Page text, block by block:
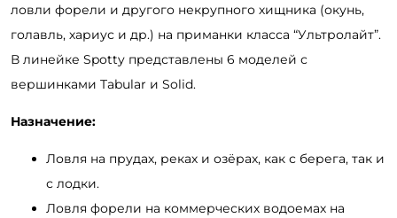
ловли форели и другого некрупного хищника (окунь,
голавль, хариус и др.) на приманки класса “Ультролайт”.
В линейке Spotty представлены 6 моделей с
вершинками Tabular и Solid.
Назначение:
Ловля на прудах, реках и озёрах, как с берега, так и
с лодки.
Ловля форели на коммерческих водоемах на